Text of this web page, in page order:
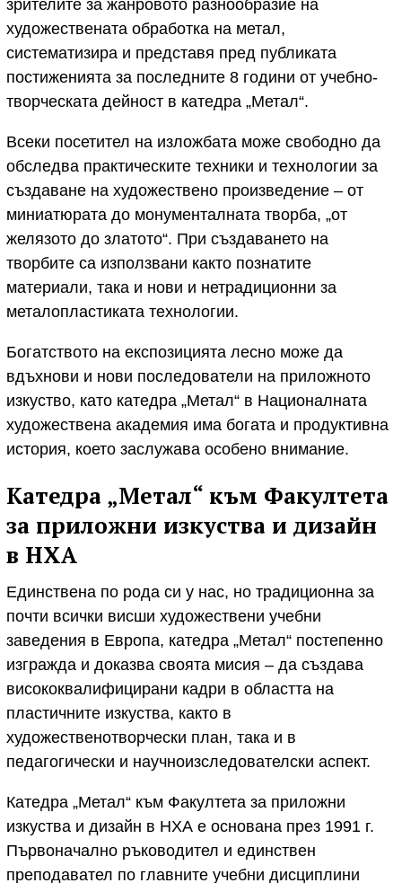
зрителите за жанровото разнообразие на
художествената обработка на метал,
систематизира и представя пред публиката
постиженията за последните 8 години от учебно-
творческата дейност в катедра „Метал“.
Всеки посетител на изложбата може свободно да
обследва практическите техники и технологии за
създаване на художествено произведение – от
миниатюрата до монументалната творба, „от
желязото до златото“. При създаването на
творбите са използвани както познатите
материали, така и нови и нетрадиционни за
металопластиката технологии.
Богатството на експозицията лесно може да
вдъхнови и нови последователи на приложното
изкуство, като катедра „Метал“ в Националната
художествена академия има богата и продуктивна
история, което заслужава особено внимание.
Катедра „Метал“ към Факултета
за приложни изкуства и дизайн
в НХА
Единствена по рода си у нас, но традиционна за
почти всички висши художествени учебни
заведения в Европа, катедра „Метал“ постепенно
изгражда и доказва своята мисия – да създава
висококвалифицирани кадри в областта на
пластичните изкуства, както в
художественотворчески план, така и в
педагогически и научноизследователски аспект.
Катедра „Метал“ към Факултета за приложни
изкуства и дизайн в НХА е основана през 1991 г.
Първоначално ръководител и единствен
преподавател по главните учебни дисциплини